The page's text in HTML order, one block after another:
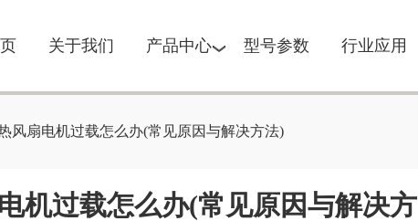
关于我们 产品中心 型号参数 行业应用
风扇电机过载怎么办(常见原因与解决方法)
机过载怎么办(常见原因与解决方